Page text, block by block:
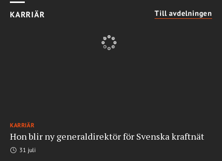
KARRIÄR Till avdelningen
KARRIÄR
Hon blir ny generaldirektör för Svenska kraftnät
31 juli